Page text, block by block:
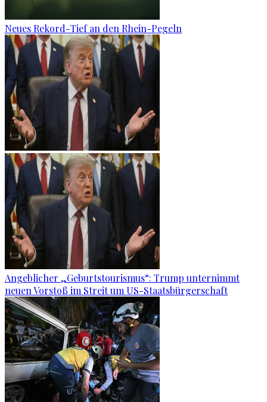
Neues Rekord-Tief an den Rhein-Pegeln
Angeblicher „Geburtstourismus“: Trump unternimmt
neuen Vorstoß im Streit um US-Staatsbürgerschaft